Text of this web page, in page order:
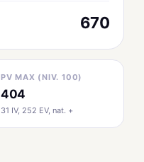
670
PV MAX (NIV. 100)
404
31 IV, 252 EV, nat. +